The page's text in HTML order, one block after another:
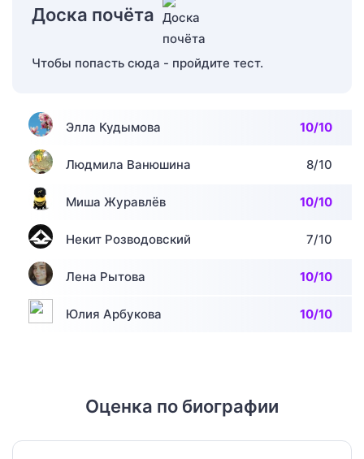
Доска почёта
Чтобы попасть сюда - пройдите тест.
Элла Кудымова 10/10
Людмила Ванюшина 8/10
Миша Журавлёв 10/10
Некит Розводовский 7/10
Лена Рытова 10/10
Юлия Арбукова 10/10
Оценка по биографии